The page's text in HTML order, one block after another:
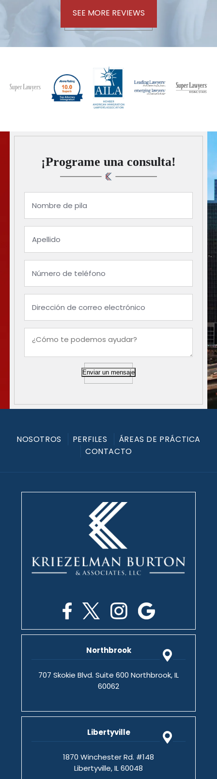
SEE MORE REVIEWS
¡Programe una consulta!
Enviar un mensaje
NOSOTROS PERFILES
ÁREAS DE PRÁCTICA
CONTACTO
Northbrook
707 Skokie Blvd. Suite 600 Northbrook, IL
60062
Libertyville
1870 Winchester Rd. #148
Libertyville, IL 60048